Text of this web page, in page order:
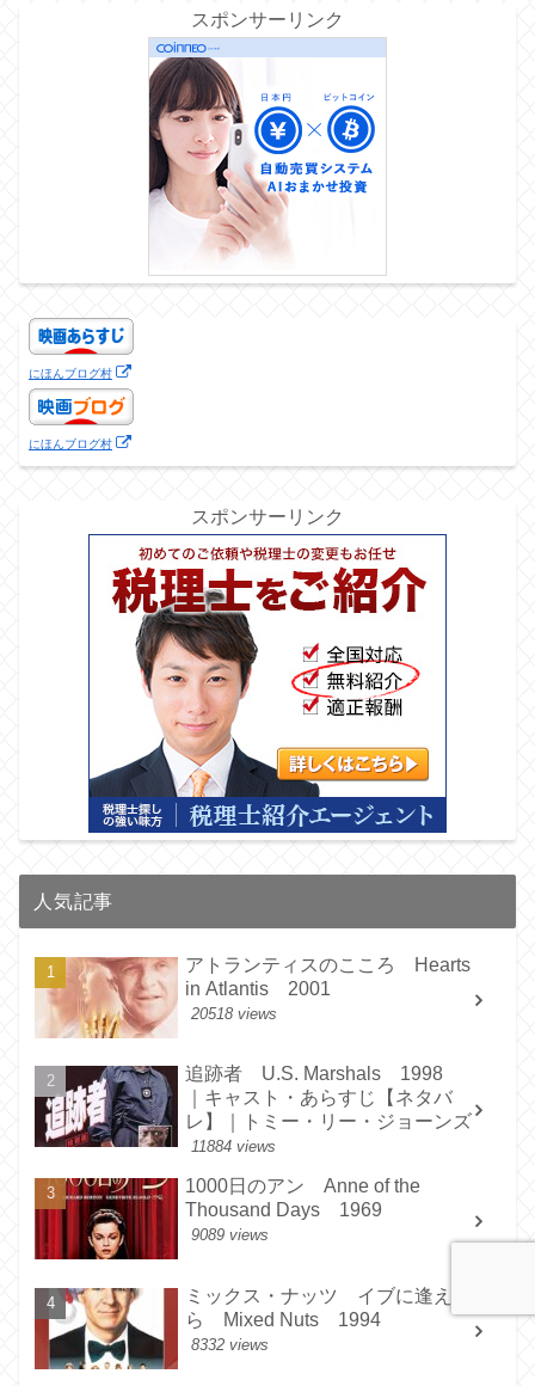
スポンサーリンク
にほんブログ村
にほんブログ村
スポンサーリンク
人気記事
アトランティスのこころ Hearts
in Atlantis 2001
20518 views
追跡者 U.S. Marshals 1998
｜キャスト・あらすじ【ネタバ
レ】｜トミー・リー・ジョーンズ
11884 views
1000日のアン Anne of the
Thousand Days 1969
9089 views
ミックス・ナッツ イブに逢えた
ら Mixed Nuts 1994
8332 views